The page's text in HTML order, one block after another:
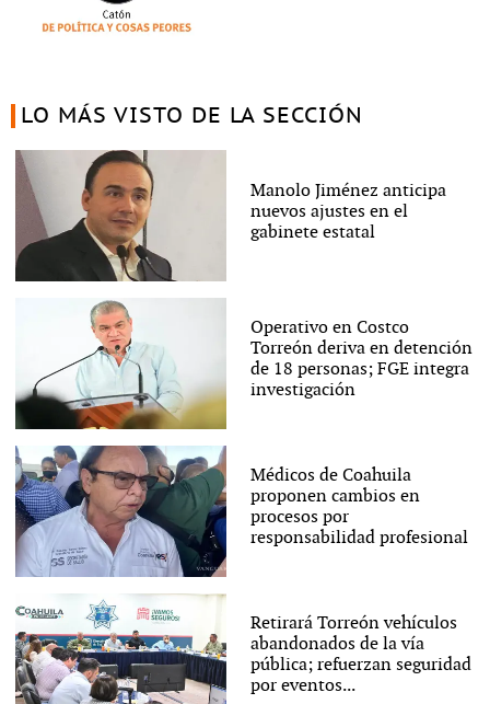
LO MÁS VISTO DE LA SECCIÓN
Manolo Jiménez anticipa
nuevos ajustes en el
gabinete estatal
Operativo en Costco
Torreón deriva en detención
de 18 personas; FGE integra
investigación
Médicos de Coahuila
proponen cambios en
procesos por
responsabilidad profesional
Retirará Torreón vehículos
abandonados de la vía
pública; refuerzan seguridad
por eventos...